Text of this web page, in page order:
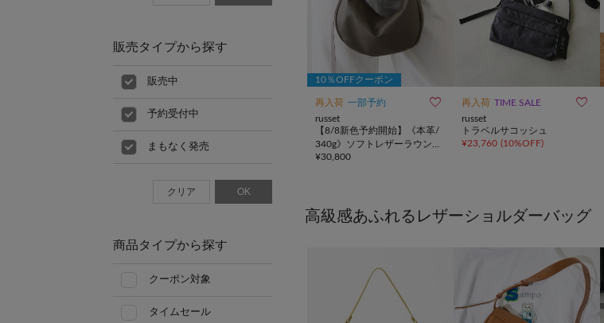
10％OFFクーポン
再入荷 一部予約 
russet
【8/8新色予約開始】《本革/
340g》ソフトレザーラウン
ドショルダーバッグ
¥30,800
再入荷 TIME SALE 
russet
トラベルサコッシュ
¥23,760 (10%OFF)
高級感あふれるレザーショルダーバッグ
販売タイプから探す
販売中
予約受付中
まもなく発売
クリア OK
商品タイプから探す
クーポン対象
タイムセール